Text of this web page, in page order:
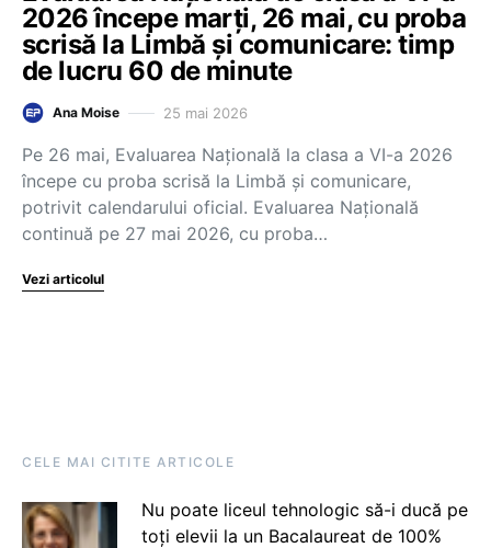
2026 începe marți, 26 mai, cu proba
scrisă la Limbă și comunicare: timp
de lucru 60 de minute
Ana Moise 25 mai 2026
Pe 26 mai, Evaluarea Națională la clasa a VI-a 2026
începe cu proba scrisă la Limbă și comunicare,
potrivit calendarului oficial. Evaluarea Națională
continuă pe 27 mai 2026, cu proba…
Vezi articolul
CELE MAI CITITE ARTICOLE
Nu poate liceul tehnologic să-i ducă pe
toți elevii la un Bacalaureat de 100%